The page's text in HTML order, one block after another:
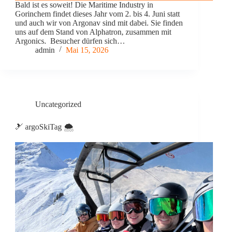
Bald ist es soweit! Die Maritime Industry in
Gorinchem findet dieses Jahr vom 2. bis 4. Juni statt
und auch wir von Argonav sind mit dabei. Sie finden
uns auf dem Stand von Alphatron, zusammen mit
Argonics. Besucher dürfen sich…
admin
Mai 15, 2026
Uncategorized
🎿 argoSkiTag 🌨️